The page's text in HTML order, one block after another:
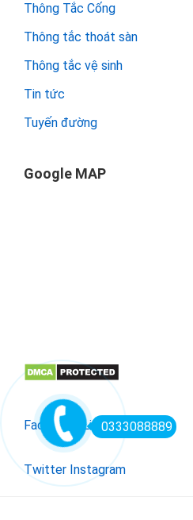
Thông Tắc Cống
Thông tắc thoát sàn
Thông tắc vệ sinh
Tin tức
Tuyến đường
Google MAP
Facebook Linkedin
Twitter Instagram
0333088889